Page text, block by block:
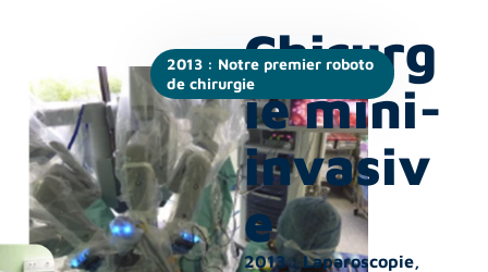
2013 : Notre premier roboto
de chirurgie
Chirurg
ie mini-
invasiv
e
2013 : Laparoscopie,